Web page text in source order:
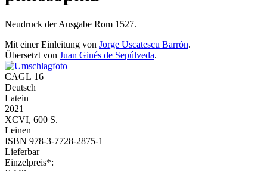
Neudruck der Ausgabe Rom 1527.
Mit einer Einleitung von Jorge Uscatescu Barrón.
Übersetzt von Juan Ginés de Sepúlveda.
CAGL 16
Deutsch
Latein
2021
XCVI, 600 S.
Leinen
ISBN 978-3-7728-2875-1
Lieferbar
Einzelpreis*: